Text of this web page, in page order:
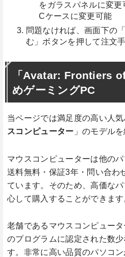
をガラスパネルに変
Cケースに変更可能
問題なければ、画面下の
む」ボタンを押して注文
「Avatar: Frontiers
めゲーミングPC
当ページでは満足度の高い人気
スコンピューター 」のモデル
マウスコンピューターは他のパ
送料無料・保証3年・問い合わ
ています。そのため、高価な
心して購入することができます
老舗であるマウスコンピュー
のプログラムに認定された数
す。非常に高い品質のパソコ